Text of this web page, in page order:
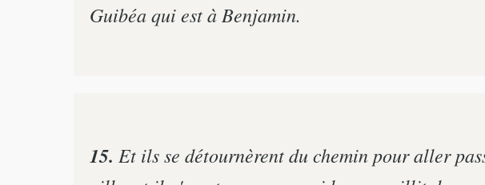
Guibéa qui est à Benjamin.
15. Et ils se détournèrent du chemin pour aller